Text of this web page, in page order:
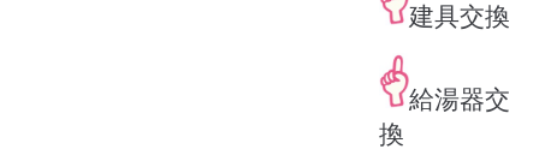
建具交換
給湯器交
換